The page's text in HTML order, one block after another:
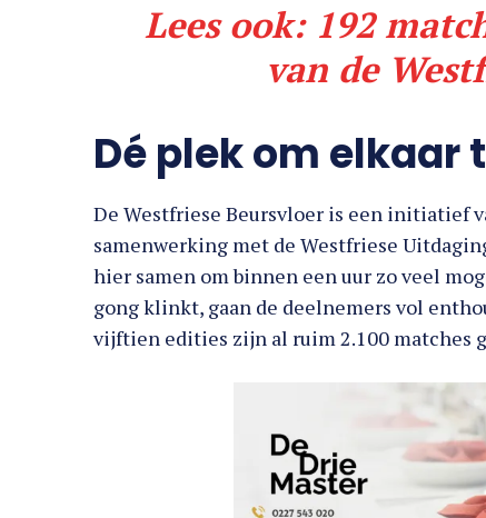
Lees ook: 192
van de
Dé plek om elkaar
De Westfriese Beursvloer is een initiatief
samenwerking met de Westfriese
hier samen om binnen een uur zo veel
gong klinkt, gaan de deelnemers vol
vijftien edities zijn al ruim 2.100 matches